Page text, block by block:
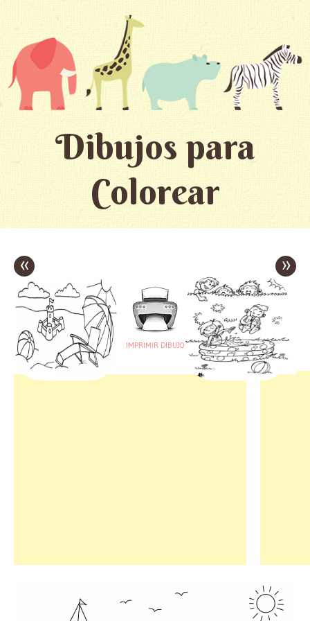
Dibujos para
Colorear
«
IMPRIMIR DIBUJO
»